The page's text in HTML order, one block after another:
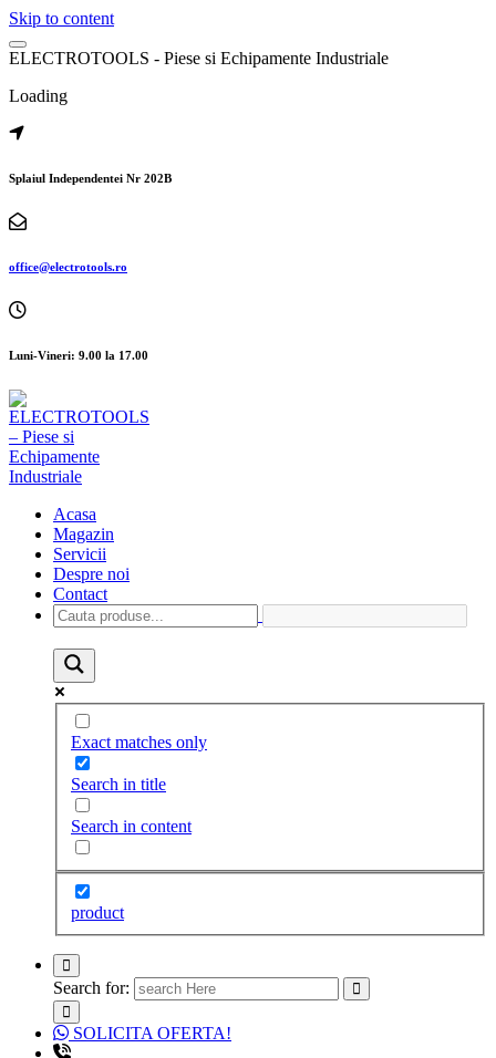
Skip to content
ELECTROTOOLS - Piese si Echipamente Industriale
Loading
Splaiul Independentei Nr 202B
office@electrotools.ro
Luni-Vineri: 9.00 la 17.00
Acasa
Magazin
Servicii
Despre noi
Contact
Exact matches only
Search in title
Search in content
product
Search for:
SOLICITA OFERTA!